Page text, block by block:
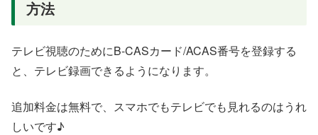
方法
テレビ視聴のためにB-CASカード/ACAS番号を登録する
と、テレビ録画できるようになります。
追加料金は無料で、スマホでもテレビでも見れるのはうれ
しいです♪